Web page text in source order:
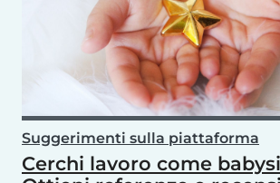
Suggerimenti sulla piattaforma
Cerchi lavoro come